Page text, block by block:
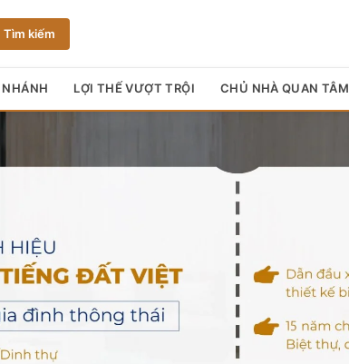
Tìm kiếm
LỢI THẾ VƯỢT TRỘI CHỦ NHÀ QUAN TÂM